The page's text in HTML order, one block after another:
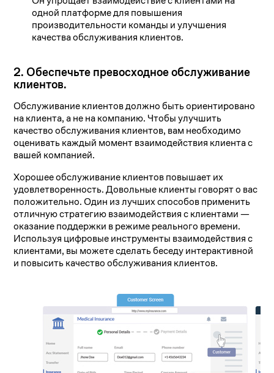
одной платформе для повышения
производительности команды и улучшения
качества обслуживания клиентов.
2. Обеспечьте превосходное обслуживание
клиентов.
Обслуживание клиентов должно быть ориентировано
на клиента, а не на компанию. Чтобы улучшить
качество обслуживания клиентов, вам необходимо
оценивать каждый момент взаимодействия клиента с
вашей компанией.
Хорошее обслуживание клиентов повышает их
удовлетворенность. Довольные клиенты говорят о вас
положительно. Один из лучших способов применить
отличную стратегию взаимодействия с клиентами —
оказание поддержки в режиме реального времени.
Используя цифровые инструменты взаимодействия с
клиентами, вы можете сделать беседу интерактивной
и повысить качество обслуживания клиентов.